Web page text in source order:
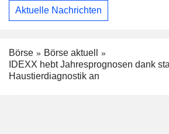
Aktuelle Nachrichten
Börse
Börse aktuell
IDEXX hebt Jahresprognosen dank
Haustierdiagnostik an